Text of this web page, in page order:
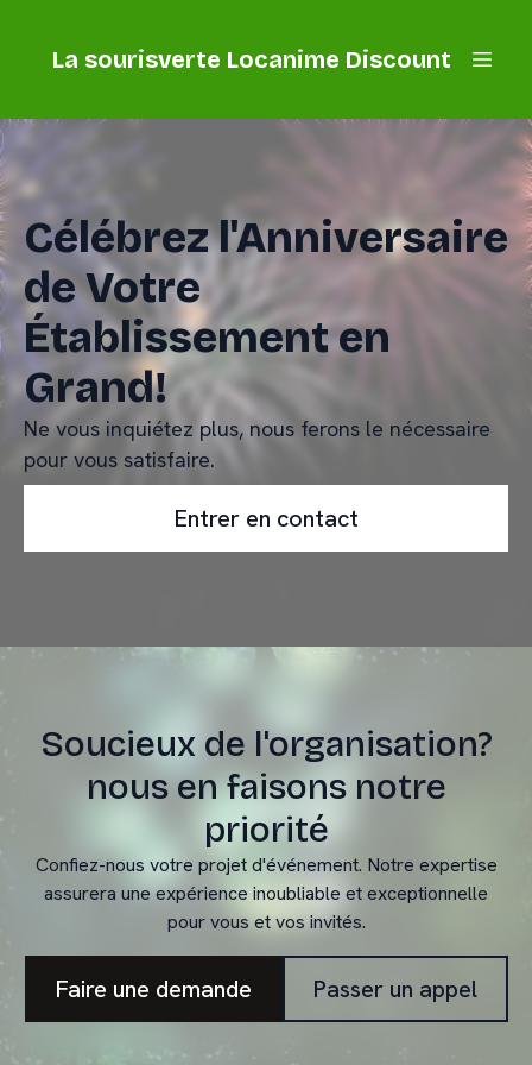
La sourisverte Locanime Discount
Célébrez l'Anniversaire
de Votre
Établissement en
Grand!
Ne vous inquiétez plus, nous ferons le nécessaire
pour vous satisfaire.
Entrer en contact
Soucieux de l'organisation?
nous en faisons notre
priorité
Confiez-nous votre projet d'événement. Notre expertise
assurera une expérience inoubliable et exceptionnelle
Faire une demande Passer un appel